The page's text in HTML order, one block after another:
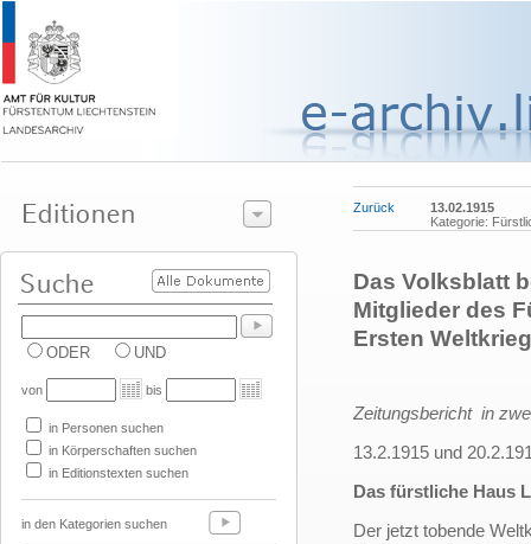
ODER UND
von bis
in Personen suchen
in Körperschaften suchen
in Editionstexten suchen
in den Kategorien suchen
Zurück
13.02.1915
Kategorie:
Das Volksblatt
Mitglieder des
Ersten Weltkrieg
Zeitungsbericht in
13.2.1915 und
Das fürstliche Haus
Der jetzt tobende